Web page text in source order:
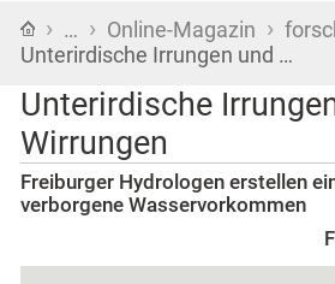
Startseite
› … › Online-Magazin ›
Unterirdische Irrungen und …
Unterirdische
Wirrungen
Freiburger Hydrologen erstellen
verborgene Wasservorkommen